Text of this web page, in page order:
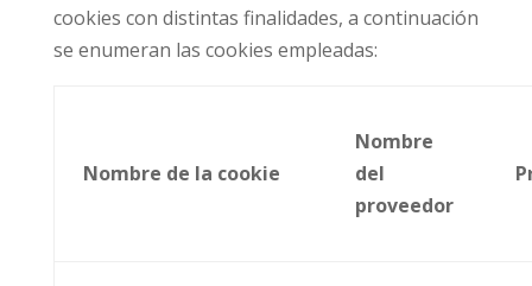
cookies con distintas finalidades, a continuación
se enumeran las cookies empleadas:
Nombre de la cookie
Nombre
del
proveedor